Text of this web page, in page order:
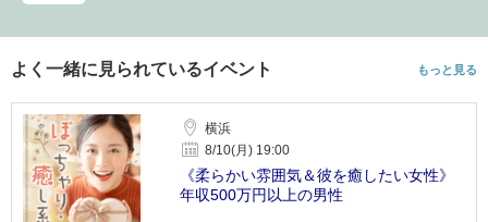
よく一緒に見られているイベント もっと見る
横浜
8/10(月) 19:00
《柔らかい雰囲気＆彼を癒したい女性》
年収500万円以上の男性